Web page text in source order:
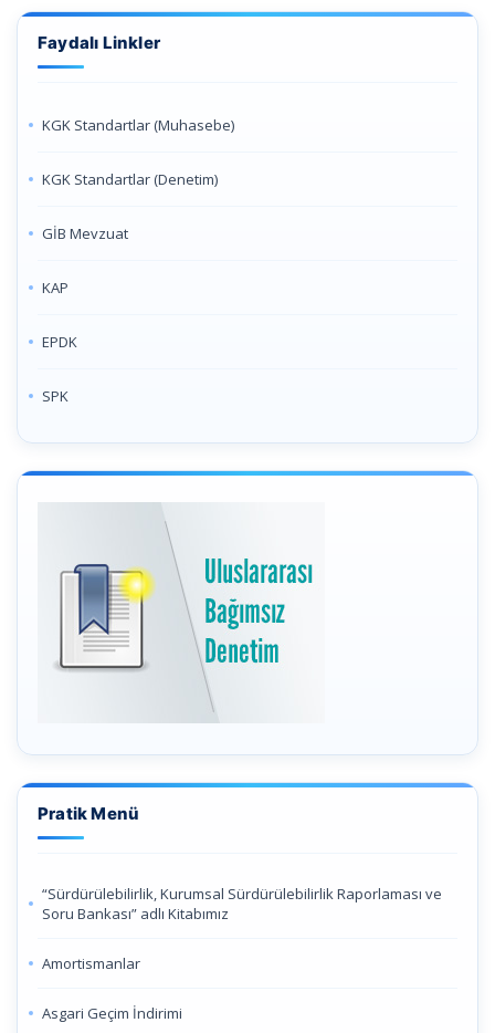
Faydalı Linkler
KGK Standartlar (Muhasebe)
KGK Standartlar (Denetim)
GİB Mevzuat
KAP
EPDK
SPK
Pratik Menü
“Sürdürülebilirlik, Kurumsal Sürdürülebilirlik Raporlaması ve
Soru Bankası” adlı Kitabımız
Amortismanlar
Asgari Geçim İndirimi